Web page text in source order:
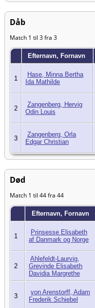
Dåb
Match 1 til 3 fra 3
Efternavn, Fornavn
1
Hase, Minna Bertha
Ida Mathilde
2
Zangenberg, Hervig
Odin Louis
3
Zangenberg, Orla
Edgar Christian
Død
Match 1 til 44 fra 44
Efternavn, Fornavn
1
Prinsesse Elisabeth
af Danmark og Norge
2
Ahlefeldt-Laurvig,
Grevinde Elisabeth
Davidia Margrethe
3
von Arenstorff, Adam
Frederik Schiebel